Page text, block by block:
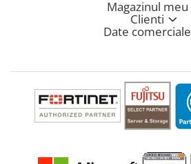
Magazinul meu
Clienti
Date comerciale